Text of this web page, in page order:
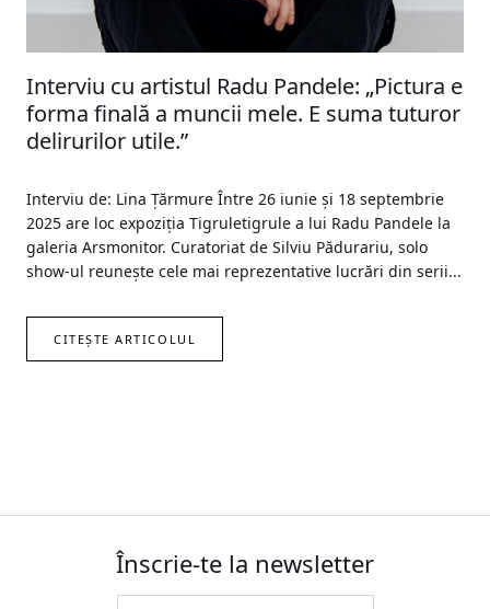
Interviu cu artistul Radu Pandele: „Pictura e
forma finală a muncii mele. E suma tuturor
delirurilor utile.”
Interviu de: Lina Țărmure Între 26 iunie și 18 septembrie
2025 are loc expoziția Tigruletigrule a lui Radu Pandele la
galeria Arsmonitor. Curatoriat de Silviu Pădurariu, solo
show-ul reunește cele mai reprezentative lucrări din serii...
CITEȘTE ARTICOLUL
Înscrie-te la newsletter